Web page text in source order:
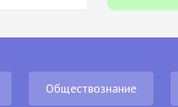
Обществознание